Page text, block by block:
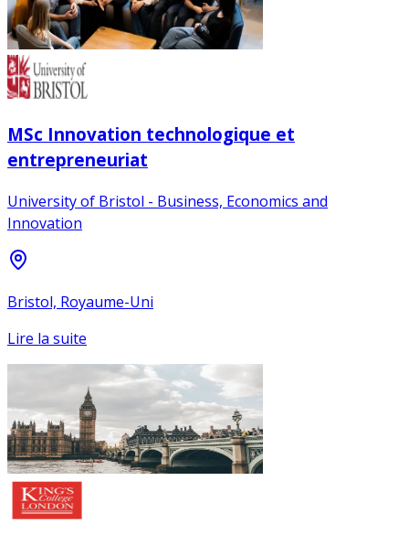
MSc Innovation technologique et
entrepreneuriat
University of Bristol - Business, Economics and
Innovation
Bristol, Royaume-Uni
Lire la suite